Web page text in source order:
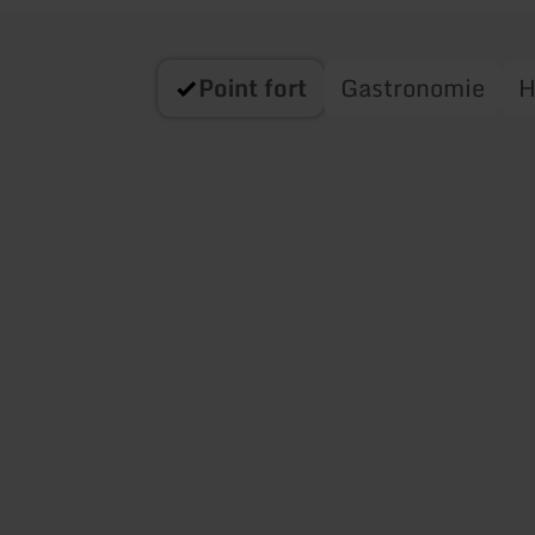
Point fort Gastronomie